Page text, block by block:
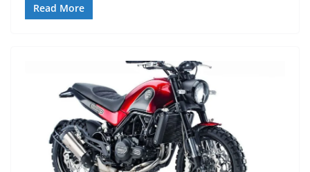
Read More